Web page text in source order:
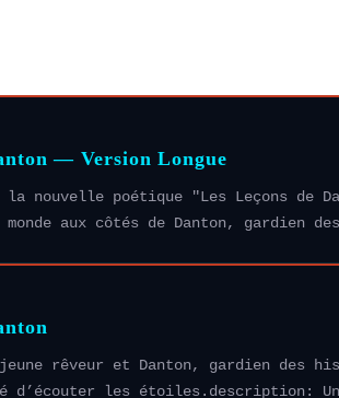
— Version Longue
la nouvelle poétique "Les Leçons de
monde aux côtés de Danton, gardien
rêveur et Danton, gardien des
d’écouter les étoiles.description: